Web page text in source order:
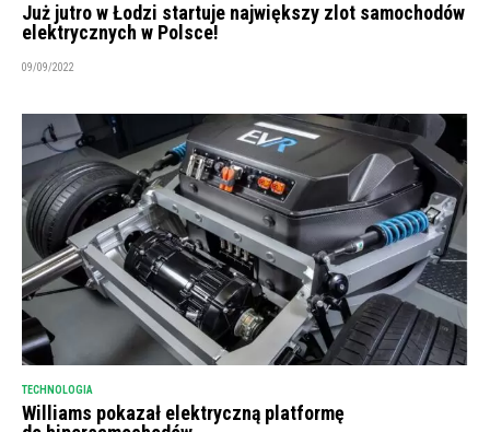
Już jutro w Łodzi startuje największy zlot samochodów
elektrycznych w Polsce!
09/09/2022
TECHNOLOGIA
Williams pokazał elektryczną platformę